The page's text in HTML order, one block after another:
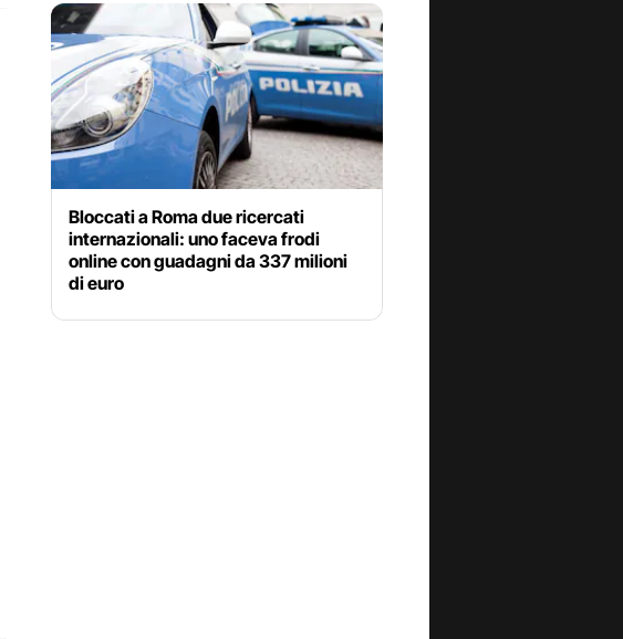
Bloccati a Roma due ricercati
internazionali: uno faceva frodi
online con guadagni da 337 milioni
di euro